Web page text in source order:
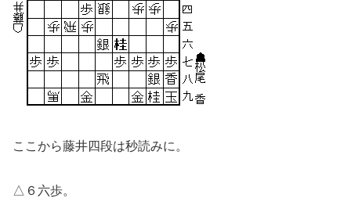
ここから藤井四段は秒読みに。
△６六歩。